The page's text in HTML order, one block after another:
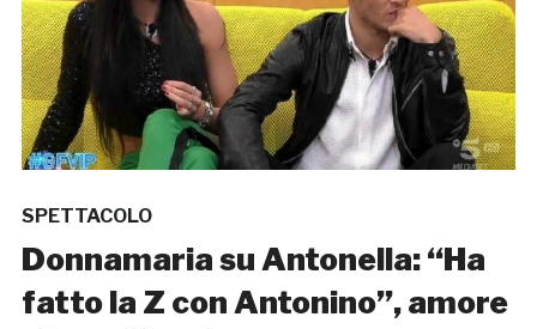
SPETTACOLO
Donnamaria su Antonella: “Ha
fatto la Z con Antonino”, amore